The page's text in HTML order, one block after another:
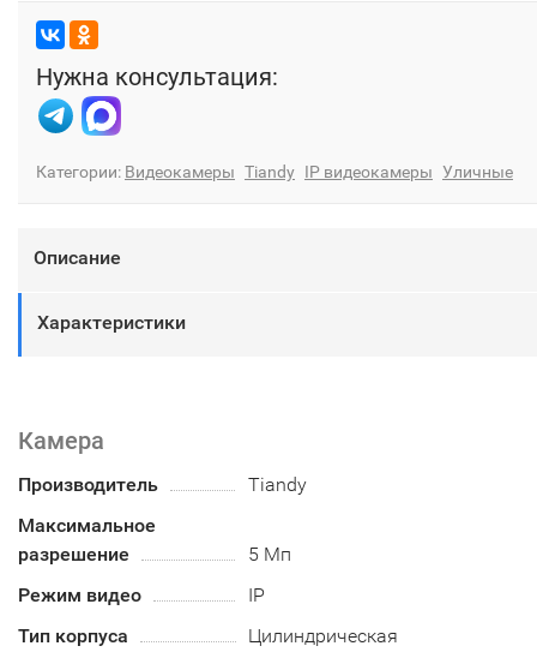
Нужна консультация:
Категории: Видеокамеры Tiandy IP видеокамеры Уличные
Описание
Характеристики
Камера
Производитель
Tiandy
Максимальное
разрешение
5 Мп
Режим видео
IP
Тип корпуса
Цилиндрическая